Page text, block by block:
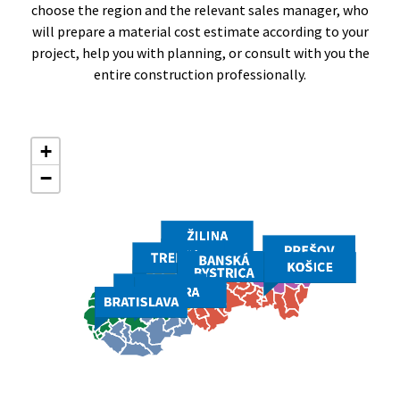
choose the region and the relevant sales manager, who
will prepare a material cost estimate according to your
project, help you with planning, or consult with you the
entire construction professionally.
+
−